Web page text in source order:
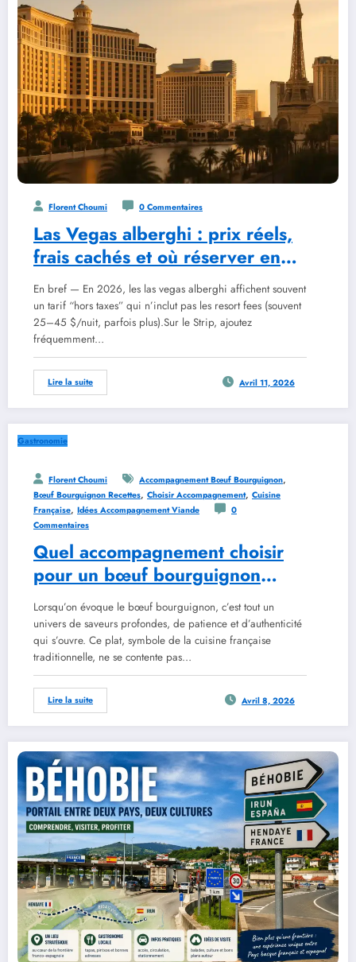
Florent Choumi 0 Commentaires
Las Vegas alberghi : prix réels,
frais cachés et où réserver en
2026
En bref — En 2026, les las vegas alberghi affichent souvent
un tarif “hors taxes” qui n’inclut pas les resort fees (souvent
25–45 $/nuit, parfois plus).Sur le Strip, ajoutez
fréquemment…
Lire la suite Avril 11, 2026
Gastronomie
Florent Choumi Accompagnement Bœuf Bourguignon,
Bœuf Bourguignon Recettes, Choisir Accompagnement, Cuisine
Française, Idées Accompagnement Viande
0
Commentaires
Quel accompagnement choisir
pour un bœuf bourguignon
réussi
Lorsqu’on évoque le bœuf bourguignon, c’est tout un
univers de saveurs profondes, de patience et d’authenticité
qui s’ouvre. Ce plat, symbole de la cuisine française
traditionnelle, ne se contente pas…
Lire la suite Avril 8, 2026